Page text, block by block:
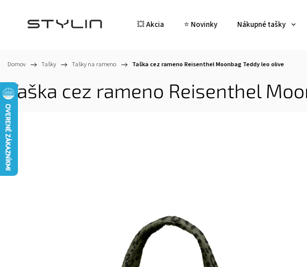
💥 Akcia ⭐ Novinky Nákupné tašky
Domov / Tašky / Tašky na rameno / Taška cez rameno Reisenthel Moonbag Teddy leo olive
Taška cez rameno Reisenthel